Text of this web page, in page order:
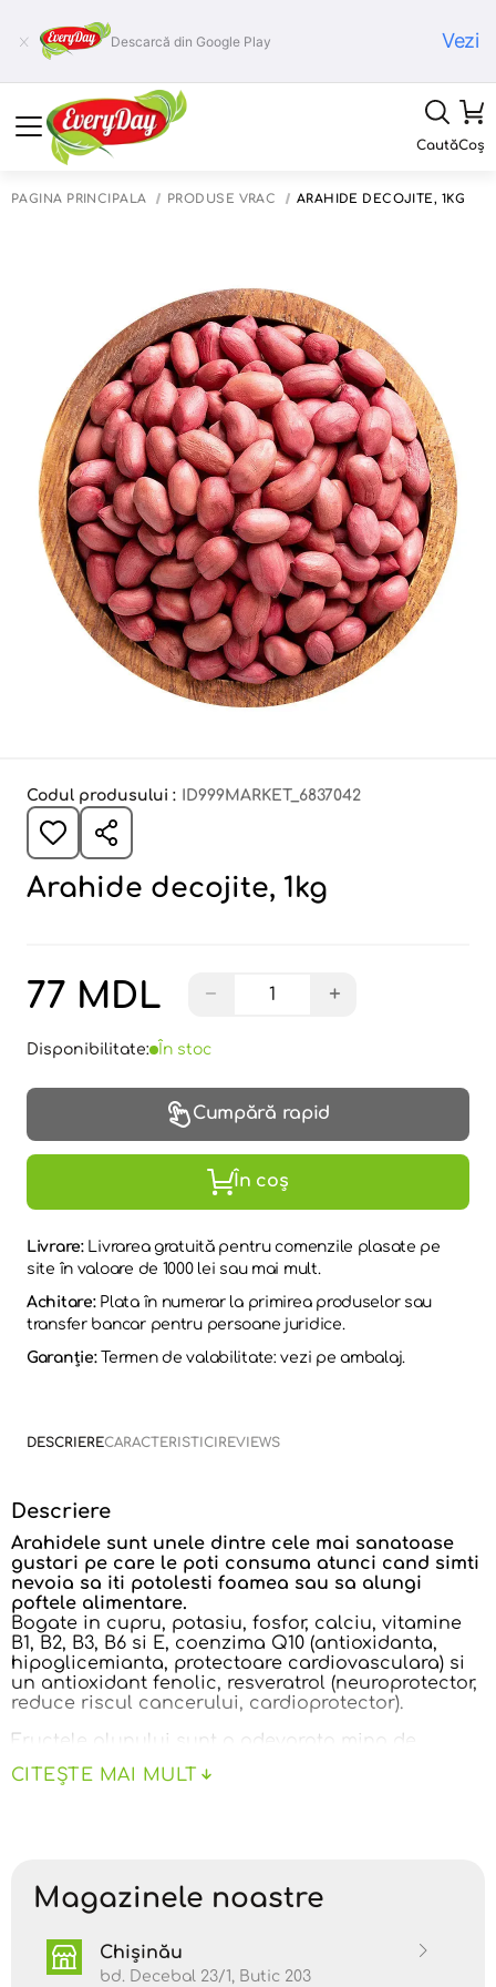
Descarcă din Google Play Vezi
CautăCoș
PAGINA PRINCIPALĂ PRODUSE VRAC ARAHIDE DECOJITE, 1KG
Codul produsului : ID999MARKET_6837042
Arahide decojite, 1kg
77 MDL − +
Disponibilitate: În stoc
Cumpără rapid
În coș
Livrare: Livrarea gratuită pentru comenzile plasate pe
site în valoare de 1000 lei sau mai mult.
Achitare: Plata în numerar la primirea produselor sau
transfer bancar pentru persoane juridice.
Garanție:Termen de valabilitate: vezi pe ambalaj.
DESCRIERECARACTERISTICIREVIEWS
Descriere
Arahidele sunt unele dintre cele mai sanatoase
gustari pe care le poti consuma atunci cand simti
nevoia sa iti potolesti foamea sau sa alungi
poftele alimentare.
Bogate in cupru, potasiu, fosfor, calciu, vitamine
B1, B2, B3, B6 si E, coenzima Q10 (antioxidanta,
hipoglicemianta, protectoare cardiovasculara) si
un antioxidant fenolic, resveratrol (neuroprotector,
reduce riscul cancerului, cardioprotector).
Fructele alunului sunt o adevarata mina de
foarte apropiata de cea a carnii, dar fiind mai
diabet, fragilitate capilara, pietre la rinichi,
sarcina, boli pulmonare.
Pot fi consumate cu cereale, in salate, in
mancaruri cu legume, in produse de patiserie.
CITEȘTE MAI MULT
Magazinele noastre
Chișinău
bd. Decebal 23/1, Butic 203